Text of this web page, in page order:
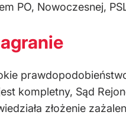
PO, Nowoczesnej,
kompletny, Sąd
złożenie